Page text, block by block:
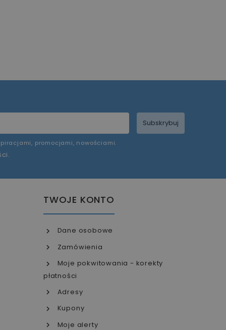
Subskrybuj
promocjami, nowościami.
.
TWOJE KONTO
Dane osobowe
Zamówienia
Moje pokwitowania - korekty
płatności
Adresy
Kupony
Moje alerty